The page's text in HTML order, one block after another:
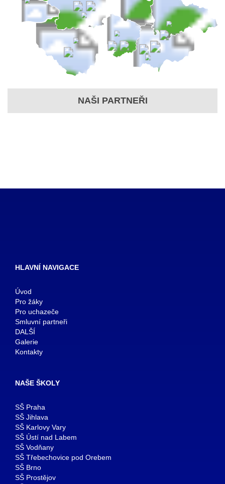
NAŠI PARTNEŘI
HLAVNÍ NAVIGACE
Úvod
Pro žáky
Pro uchazeče
Smluvní partneři
DALŠÍ
Galerie
Kontakty
NAŠE ŠKOLY
SŠ Praha
SŠ Jihlava
SŠ Karlovy Vary
SŠ Ústí nad Labem
SŠ Vodňany
SŠ Třebechovice pod Orebem
SŠ Brno
SŠ Prostějov